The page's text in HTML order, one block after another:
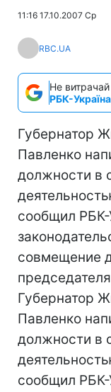
11:16 17.10.2007 Ср
RBC.UA
Не
РБК-
Губернатор
Павленко
должности в
сообщил РБК-
совмещение
Губернатор
Павленко
должности в
сообщил РБК-